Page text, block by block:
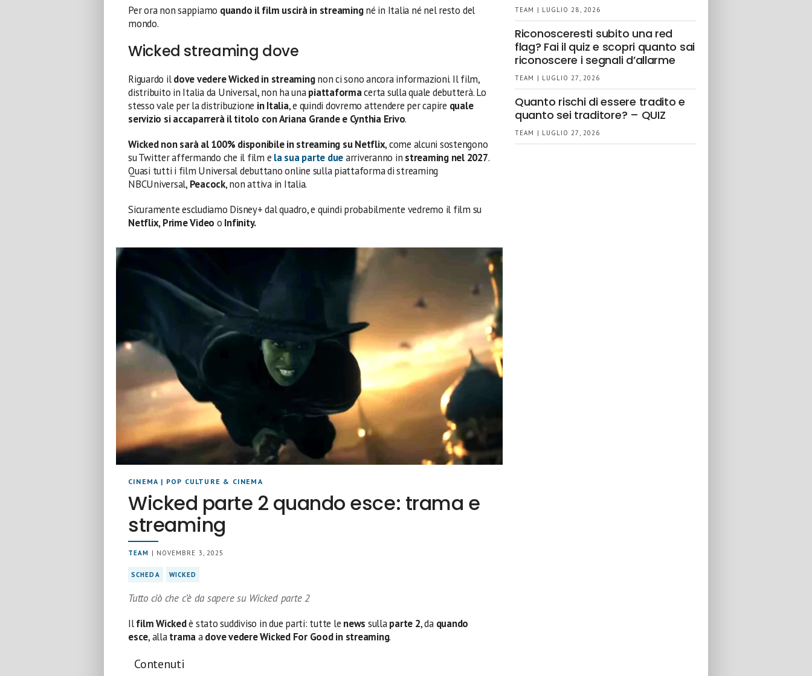
Per ora non sappiamo quando il film uscirà in streamingné in Italia né nel resto del
mondo.
Wicked streaming dove
Riguardo ildove vedere Wicked in streamingnon ci sono ancora informazioni. Il film,
distribuito in Italia da Universal, non ha unapiattaformacerta sulla quale debutterà. Lo
stesso vale per la distribuzione in Italia, e quindi dovremo attendere per capire quale
servizio si accaparrerà il titolo conAriana Grande e Cynthia Erivo.
Wicked non sarà al 100% disponibile in streaming su Netflix, come alcuni sostengono
su Twitter affermando che il film e la sua parte duearriveranno in streaming nel 2027.
Quasi tutti i film Universal debuttano online sulla piattaforma di streaming
NBCUniversal, Peacock, non attiva in Italia.
Sicuramente escludiamo Disney+ dal quadro, e quindi probabilmente vedremo il film su
Netflix, Prime Video o Infinity.
CINEMA | POP CULTURE & CINEMA
Wicked parte 2 quando esce: trama e
streaming
TEAM | NOVEMBRE 3, 2025
SCHEDA WICKED
Tutto ciò che c’è da sapere su Wicked parte 2
Ilfilm Wickedè stato suddiviso in due parti: tutte le news sullaparte 2, da quando
esce, allatramaadove vedere Wicked For Good in streaming.
Contenuti
TEAM | LUGLIO 28, 2026
Riconosceresti subito una red
flag? Fai il quiz e scopri quanto sai
riconoscere i segnali d’allarme
TEAM | LUGLIO 27, 2026
Quanto rischi di essere tradito e
quanto sei traditore? – QUIZ
TEAM | LUGLIO 27, 2026